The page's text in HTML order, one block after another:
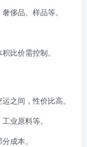
侈品、样品等。
比价需控制。
之间，性价比高。
业原料等。
成本。